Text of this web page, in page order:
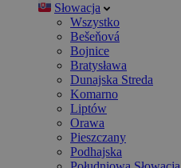
Słowacja
Wszystko
Bešeňová
Bojnice
Bratysława
Dunajska Streda
Komarno
Liptów
Orawa
Pieszczany
Podhajska